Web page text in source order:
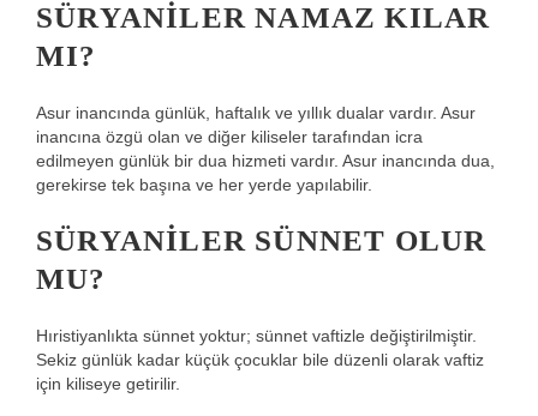
SÜRYANILER NAMAZ KILAR
MI?
Asur inancında günlük, haftalık ve yıllık dualar vardır. Asur
inancına özgü olan ve diğer kiliseler tarafından icra
edilmeyen günlük bir dua hizmeti vardır. Asur inancında dua,
gerekirse tek başına ve her yerde yapılabilir.
SÜRYANILER SÜNNET OLUR
MU?
Hıristiyanlıkta sünnet yoktur; sünnet vaftizle değiştirilmiştir.
Sekiz günlük kadar küçük çocuklar bile düzenli olarak vaftiz
için kiliseye getirilir.